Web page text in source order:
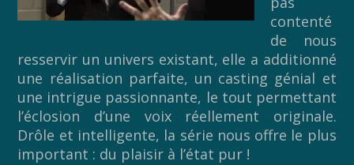
contenté
de nous
resservir un univers existant, elle a additionné
une réalisation parfaite, un casting génial et
une intrigue passionnante, le tout permettant
l’éclosion d’une voix réellement originale.
Drôle et intelligente, la série nous offre le plus
important : du plaisir à l’état pur !